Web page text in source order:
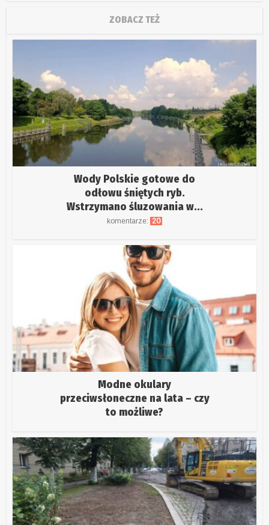
ZOBACZ TEŻ
Wody Polskie gotowe do
odłowu śniętych ryb.
Wstrzymano śluzowania w...
komentarze: 20
Modne okulary
przeciwsłoneczne na lata – czy
to możliwe?